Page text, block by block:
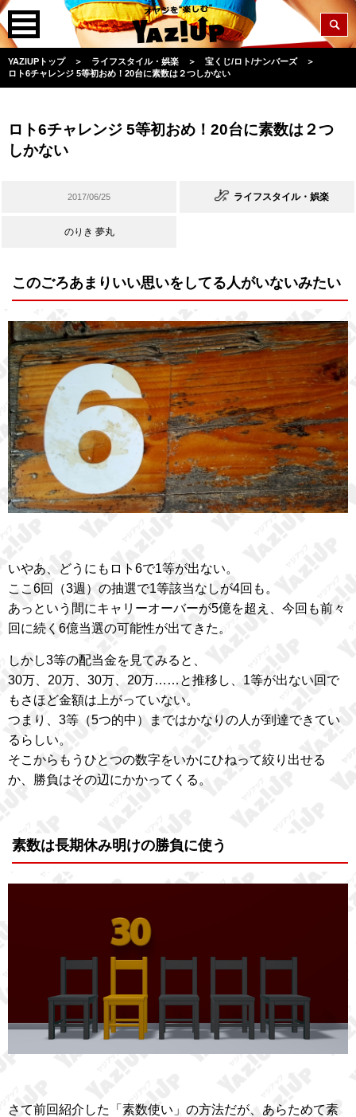
YAZIUPトップ ＞ ライフスタイル・娯楽 ＞ 宝くじ/ロト/ナンバーズ
＞
ロト6チャレンジ 5等初おめ！20台に素数は２つしかない
ロト6チャレンジ 5等初おめ！20台に素数は２つ
しかない
2017/06/25 ライフスタイル・娯楽
のりき 夢丸
このごろあまりいい思いをしてる人がいないみたい
いやあ、どうにもロト6で1等が出ない。
ここ6回（3週）の抽選で1等該当なしが4回も。
あっという間にキャリーオーバーが5億を超え、今回も前々
回に続く6億当選の可能性が出てきた。
しかし3等の配当金を見てみると、
30万、20万、30万、20万……と推移し、1等が出ない回で
もさほど金額は上がっていない。
つまり、3等（5つ的中）まではかなりの人が到達できてい
るらしい。
そこからもうひとつの数字をいかにひねって絞り出せる
か、勝負はその辺にかかってくる。
素数は長期休み明けの勝負に使う
さて前回紹介した「素数使い」の方法だが、あらためて素